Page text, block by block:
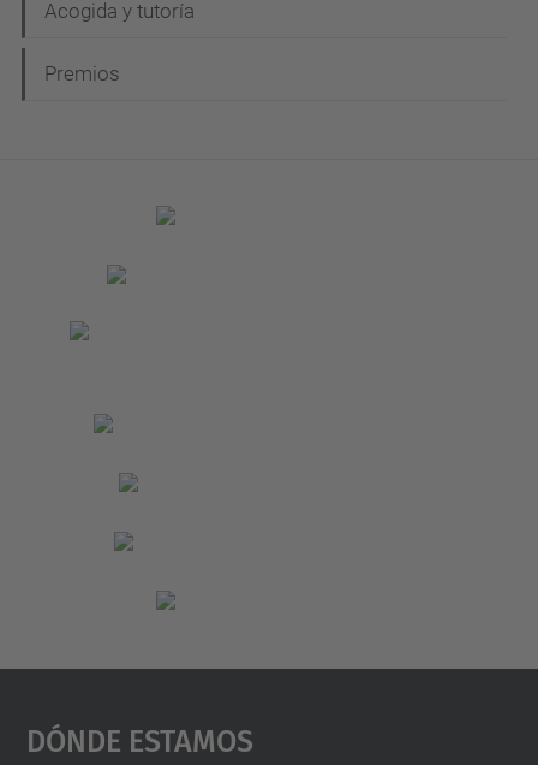
Acogida y tutoría
Premios
Dónde Estamos